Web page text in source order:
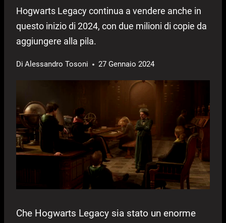
Hogwarts Legacy continua a vendere anche in
questo inizio di 2024, con due milioni di copie da
aggiungere alla pila.
Di Alessandro Tosoni 27 Gennaio 2024
Che Hogwarts Legacy sia stato un enorme